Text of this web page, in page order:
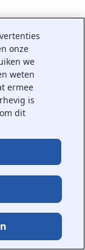
onze
we
weten
ermee
is
dit